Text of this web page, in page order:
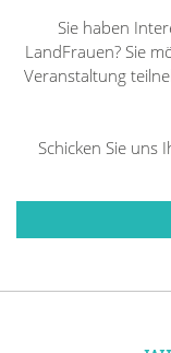
Sie haben
LandFrauen? Sie
Veranstaltung
Schicken Sie uns